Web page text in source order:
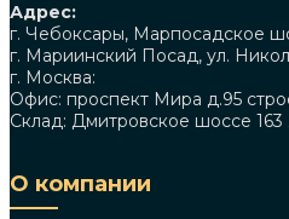
Адрес:
г. Чебоксары, Марпосадское
г. Мариинский Посад, ул.
г. Москва:
Офис: проспект Мира д.95
Склад: Дмитровское шоссе 163
О компании